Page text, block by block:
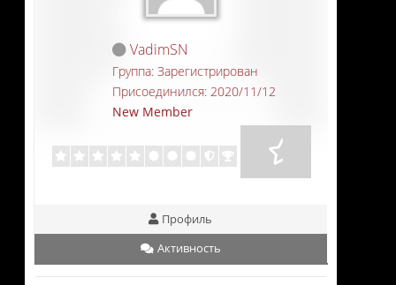
VadimSN
Группа: Зарегистрирован
Присоединился: 2020/11/12
New Member
Профиль
Активность